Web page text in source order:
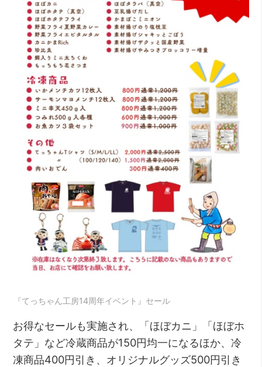
『てっちゃん工房14周年イベント』セール
お得なセールも実施され、「ほぼカニ」「ほぼホ
タテ」など冷蔵商品が150円均一になるほか、冷
凍商品400円引き、オリジナルグッズ500円引き